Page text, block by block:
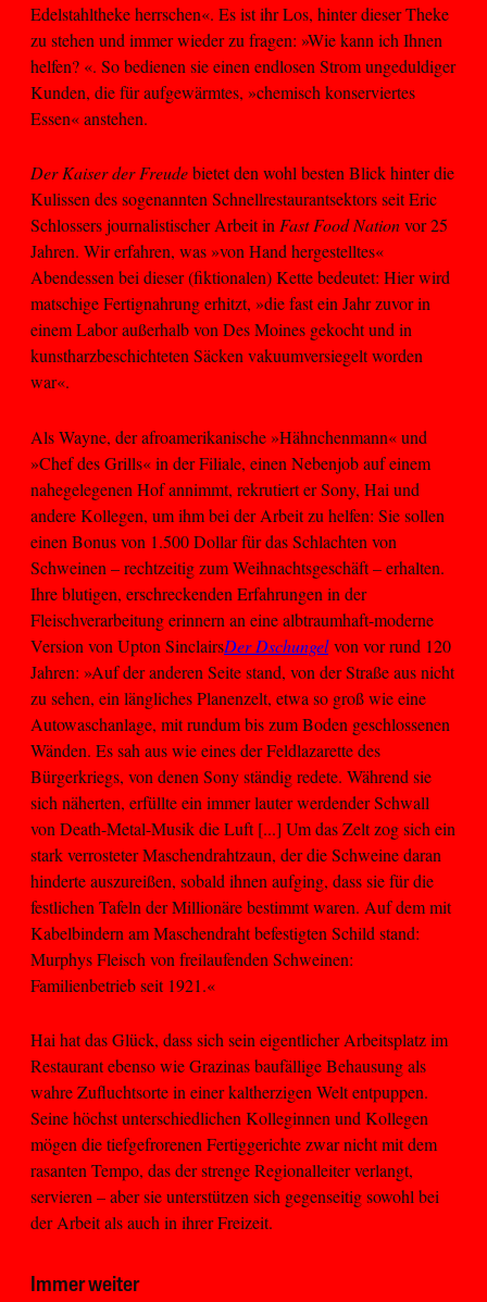
Edelstahltheke herrschen«. Es ist ihr Los, hinter dieser Theke
zu stehen und immer wieder zu fragen: »Wie kann ich Ihnen
helfen? «. So bedienen sie einen endlosen Strom ungeduldiger
Kunden, die für aufgewärmtes, »chemisch konserviertes
Essen« anstehen.
Der Kaiser der Freudebietet den wohl besten Blick hinter die
Kulissen des sogenannten Schnellrestaurantsektors seit Eric
Schlossers journalistischer Arbeit inFast Food Nationvor 25
Jahren. Wir erfahren, was »von Hand hergestelltes«
Abendessen bei dieser (fiktionalen) Kette bedeutet: Hier wird
matschige Fertignahrung erhitzt, »die fast ein Jahr zuvor in
einem Labor außerhalb von Des Moines gekocht und in
kunstharzbeschichteten Säcken vakuumversiegelt worden
war«.
Als Wayne, der afroamerikanische »Hähnchenmann« und
»Chef des Grills« in der Filiale, einen Nebenjob auf einem
nahegelegenen Hof annimmt, rekrutiert er Sony, Hai und
andere Kollegen, um ihm bei der Arbeit zu helfen: Sie sollen
einen Bonus von 1.500 Dollar für das Schlachten von
Schweinen – rechtzeitig zum Weihnachtsgeschäft – erhalten.
Ihre blutigen, erschreckenden Erfahrungen in der
Fleischverarbeitung erinnern an eine albtraumhaft-moderne
Version von Upton SinclairsDer Dschungel von vor rund 120
Jahren: »Auf der anderen Seite stand, von der Straße aus nicht
zu sehen, ein längliches Planenzelt, etwa so groß wie eine
Autowaschanlage, mit rundum bis zum Boden geschlossenen
Wänden. Es sah aus wie eines der Feldlazarette des
Bürgerkriegs, von denen Sony ständig redete. Während sie
sich näherten, erfüllte ein immer lauter werdender Schwall
von Death-Metal-Musik die Luft [...] Um das Zelt zog sich ein
stark verrosteter Maschendrahtzaun, der die Schweine daran
hinderte auszureißen, sobald ihnen aufging, dass sie für die
festlichen Tafeln der Millionäre bestimmt waren. Auf dem mit
Kabelbindern am Maschendraht befestigten Schild stand:
Murphys Fleisch von freilaufenden Schweinen:
Familienbetrieb seit 1921.«
Hai hat das Glück, dass sich sein eigentlicher Arbeitsplatz im
Restaurant ebenso wie Grazinas baufällige Behausung als
wahre Zufluchtsorte in einer kaltherzigen Welt entpuppen.
Seine höchst unterschiedlichen Kolleginnen und Kollegen
mögen die tiefgefrorenen Fertiggerichte zwar nicht mit dem
rasanten Tempo, das der strenge Regionalleiter verlangt,
servieren – aber sie unterstützen sich gegenseitig sowohl bei
der Arbeit als auch in ihrer Freizeit.
Immer weiter